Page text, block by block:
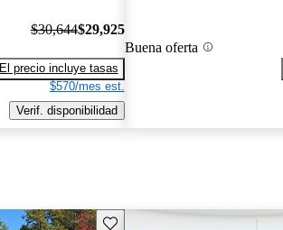
$30,644$29,925
El precio incluye tasas
$570/mes est.
Verif. disponibilidad
Buena oferta
Guarda este Aviso